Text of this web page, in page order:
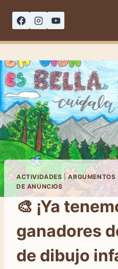
ACTIVIDADES |ARGUMENTOS
DE ANUNCIOS
🎨 ¡Ya
ganadores
de dibujo